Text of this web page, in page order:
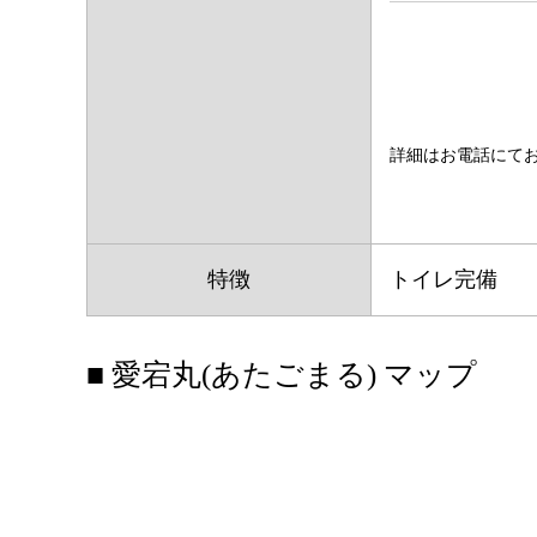
詳細はお電話にて
特徴 トイレ完備
■ 愛宕丸(あたごまる) マップ